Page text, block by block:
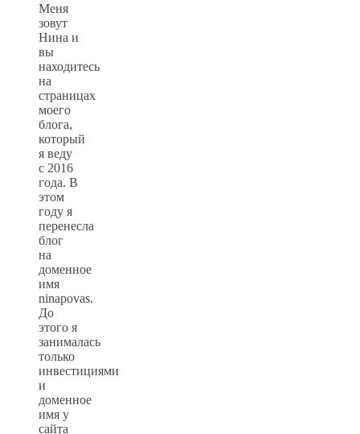
Меня
зовут
Нина и
вы
находитесь
на
страницах
моего
блога,
который
я веду
с 2016
года. В
этом
году я
перенесла
блог
на
доменное
имя
ninapovas.
До
этого я
занималась
только
инвестициями
и
доменное
имя у
сайта